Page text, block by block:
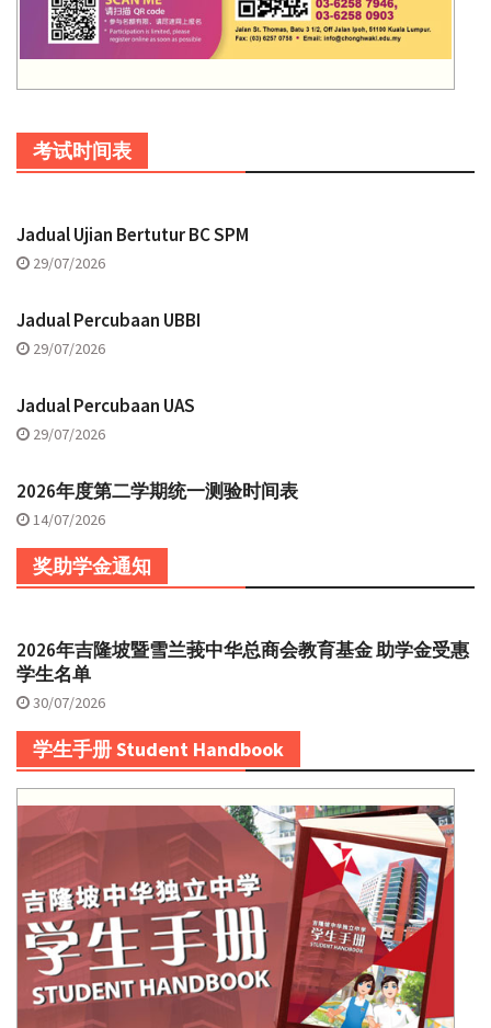
考试时间表
Jadual Ujian Bertutur BC SPM
29/07/2026
Jadual Percubaan UBBI
29/07/2026
Jadual Percubaan UAS
29/07/2026
2026年度第二学期统一测验时间表
14/07/2026
奖助学金通知
2026年吉隆坡暨雪兰莪中华总商会教育基金 助学金受惠
学生名单
30/07/2026
学生手册 Student Handbook